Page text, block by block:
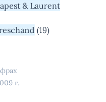
& Laurent
(19)
г.